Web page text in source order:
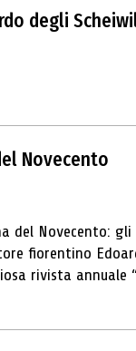
degli
Novecento
del Novecento: gli
fiorentino
rivista annuale